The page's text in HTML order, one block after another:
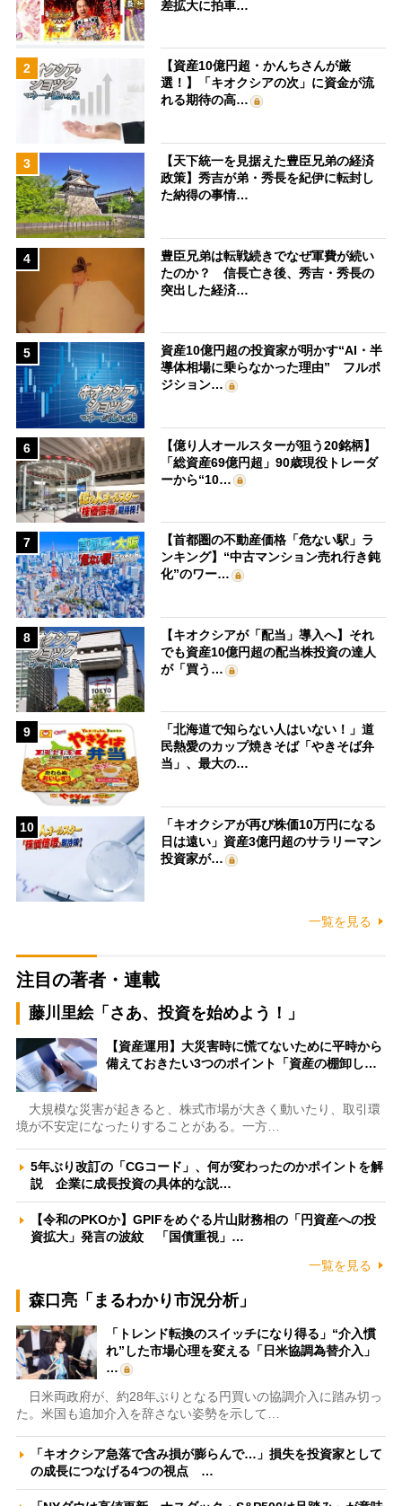
差拡大に拍車…
2
【資産10億円超・かんちさんが厳
選！】「キオクシアの次」に資金が流
れる期待の高…
3
【天下統一を見据えた豊臣兄弟の経済
政策】秀吉が弟・秀長を紀伊に転封し
た納得の事情…
4
豊臣兄弟は転戦続きでなぜ軍費が続い
たのか？ 信長亡き後、秀吉・秀長の
突出した経済…
5
資産10億円超の投資家が明かす“AI・半
導体相場に乗らなかった理由” フルポ
ジション…
6
【億り人オールスターが狙う20銘柄】
「総資産69億円超」90歳現役トレーダ
ーから“10…
7
【首都圏の不動産価格「危ない駅」ラ
ンキング】“中古マンション売れ行き鈍
化”のワー…
8
【キオクシアが「配当」導入へ】それ
でも資産10億円超の配当株投資の達人
が「買う…
9
「北海道で知らない人はいない！」道
民熱愛のカップ焼きそば「やきそば弁
当」、最大の…
10
「キオクシアが再び株価10万円になる
日は遠い」資産3億円超のサラリーマン
投資家が…
一覧を見る
注目の著者・連載
藤川里絵「さあ、投資を始めよう！」
【資産運用】大災害時に慌てないために平時から
備えておきたい3つのポイント「資産の棚卸し…
大規模な災害が起きると、株式市場が大きく動いたり、取引環
境が不安定になったりすることがある。一方…
5年ぶり改訂の「CGコード」、何が変わったのかポイントを解
説 企業に成長投資の具体的な説…
【令和のPKOか】GPIFをめぐる片山財務相の「円資産への投
資拡大」発言の波紋 「国債重視」…
一覧を見る
森口亮「まるわかり市況分析」
「トレンド転換のスイッチになり得る」“介入慣
れ”した市場心理を変える「日米協調為替介入」
…
日米両政府が、約28年ぶりとなる円買いの協調介入に踏み切っ
た。米国も追加介入を辞さない姿勢を示して…
「キオクシア急落で含み損が膨らんで…」損失を投資家として
の成長につなげる4つの視点 …